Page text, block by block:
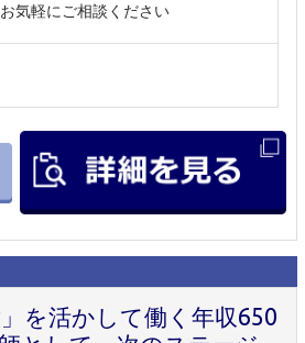
気軽にご相談ください
を活かして働く年収650